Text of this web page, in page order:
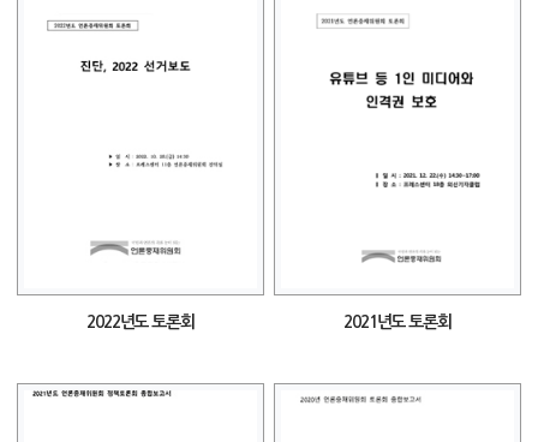
2022년도 토론회 2021년도 토론회